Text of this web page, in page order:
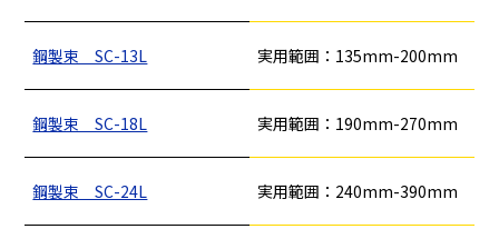
鋼製束 SC-13L 実用範囲：135mm-200mm
鋼製束 SC-18L 実用範囲：190mm-270mm
鋼製束 SC-24L 実用範囲：240mm-390mm